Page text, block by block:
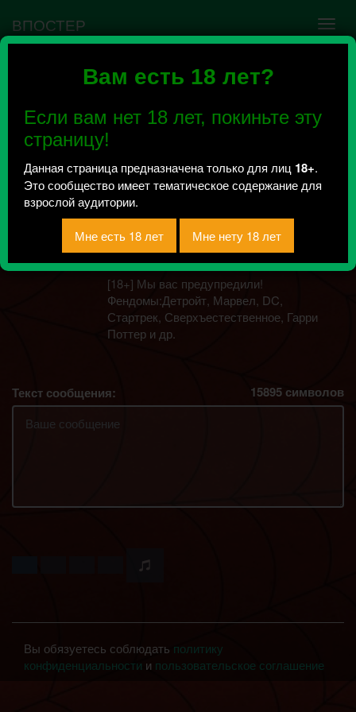
Вам есть 18 лет?
Если вам нет 18 лет, покиньте эту
страницу!
Данная страница предназначена только для лиц 18+.
Это сообщество имеет тематическое содержание для
взрослой аудитории.
ВПОСТЕР
Ошибка VK API #5
сообщества нужно авторизоваться на сервисе
повторно.
ПСГ | Под сенью
гейства
Всего 0, за сегодня 0 сообщений
отправлено / Рейтинг 0
[18+] Мы вас предупредили!
Фендомы:Детройт, Марвел, DC,
Стартрек, Сверхъестественное, Гарри
Поттер и др.
Текст сообщения: 15895 символов
Вы обязуетесь соблюдать политику
конфиденциальности и пользовательское соглашение